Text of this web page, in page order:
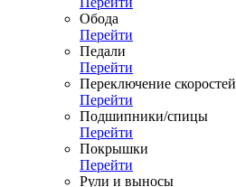
Обода
Перейти
Педали
Перейти
Переключение скоростей
Перейти
Подшипники/спицы
Перейти
Покрышки
Перейти
Рули и выносы